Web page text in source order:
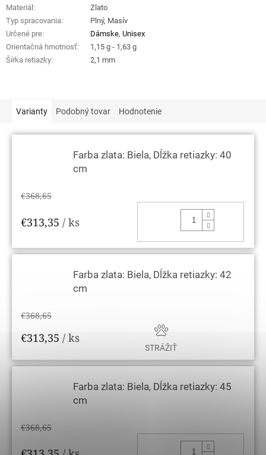
Materiál :
Zlato
Typ spracovania:
Plný, Masív
Určené pre: Dámske, Unisex
Orientačná hmotnosť:
1,15 g - 1,63 g
Šírka retiazky: 2,1 mm
Varianty Podobný tovar Hodnotenie
Farba zlata: Biela, Dĺžka retiazky: 40
cm
€368,65
€313,35 / ks
Farba zlata: Biela, Dĺžka retiazky: 42
cm
€368,65
€313,35 / ks
STRÁŽIŤ
Farba zlata: Biela, Dĺžka retiazky: 45
cm
€368,65